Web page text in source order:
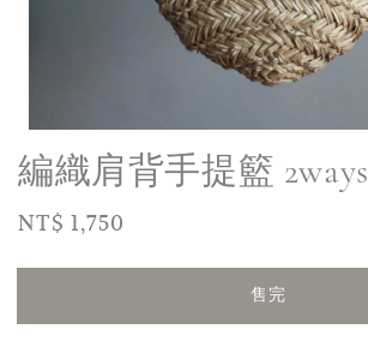
編織肩背手提籃 2ways
Regular
NT$ 1,750
售完